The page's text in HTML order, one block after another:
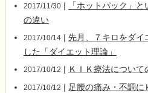
2017/11/30|
「ホットパック」
の違い
2017/10/14| 先月、７キロをダイ
した「ダイエット理論」
2017/10/12 | ＫＩＫ療法について
2017/10/12 | 足腰の痛み・不調